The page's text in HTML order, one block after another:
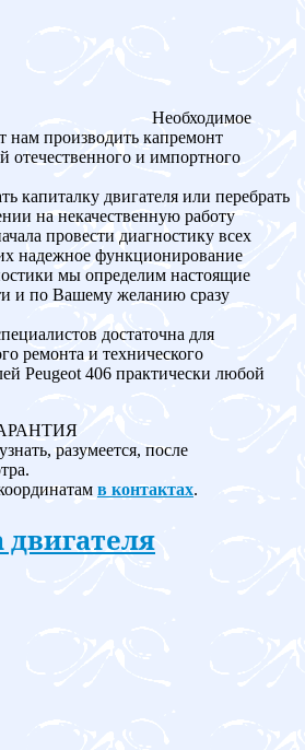
Необходимое
нам производить капремонт
отечественного и импортного
капиталку двигателя или перебрать
на некачественную работу
провести диагностику всех
надежное функционирование
мы определим настоящие
и по Вашему желанию сразу
достаточна для
ремонта и технического
Peugeot 406 практически любой
разумеется, после
в контактах.